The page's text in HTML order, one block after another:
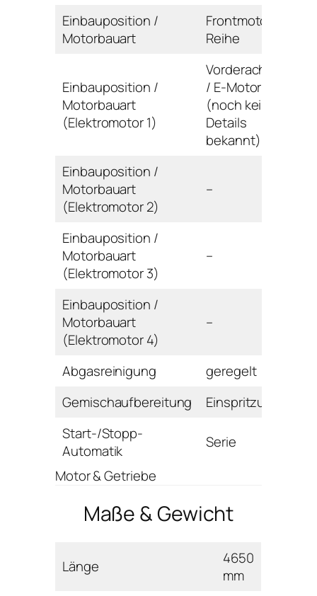
Einbauposition /
Motorbauart
Frontmotor /
Reihe
Einbauposition /
Motorbauart
(Elektromotor 1)
Vorderachse
/ E-Motor
(noch keine
Details
bekannt)
Einbauposition /
Motorbauart
(Elektromotor 2)
–
Einbauposition /
Motorbauart
(Elektromotor 3)
–
Einbauposition /
Motorbauart
(Elektromotor 4)
–
Abgasreinigung
geregelt
Gemischaufbereitung
Einspritzung
Start-/Stopp-
Automatik
Serie
Motor & Getriebe
Maße & Gewicht
Länge
4650
mm